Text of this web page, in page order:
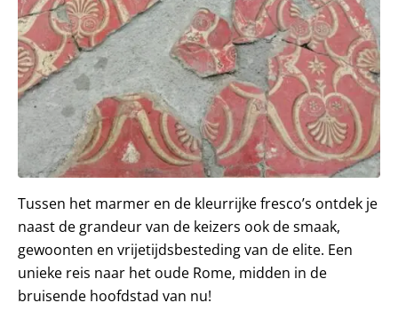
Tussen het marmer en de kleurrijke fresco’s ontdek je
naast de grandeur van de keizers ook de smaak,
gewoonten en vrijetijdsbesteding van de elite. Een
unieke reis naar het oude Rome, midden in de
bruisende hoofdstad van nu!